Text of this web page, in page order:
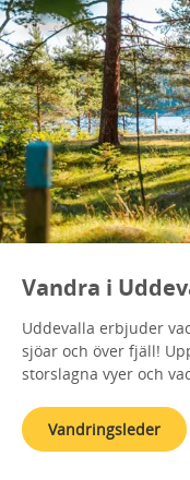
Vandra i
Uddevalla erbjuder
sjöar och över fjäll!
storslagna vyer och
Vandringsleder